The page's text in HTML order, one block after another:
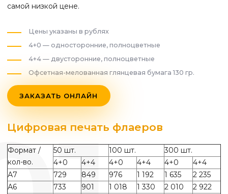
самой низкой цене.
Цены указаны в рублях
4+0 — односторонние, полноцветные
4+4 — двусторонние, полноцветные
Офсетная-мелованная глянцевая бумага 130 гр.
ЗАКАЗАТЬ ОНЛАЙН
Цифровая печать флаеров
Формат /
кол-во.
50 шт. 100 шт.
300 шт.
4+0
4+4 4+0 4+4 4+0
4+4
А7
729 849 976 1 192 1 635
2 235
А6
733 901 1 018 1 330 2 010
2 922